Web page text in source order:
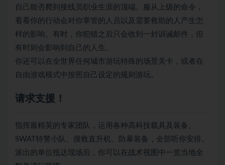
自己能否爬到接线员职业生涯的顶端。服从上级的命令，
看看你的行动会对你掌管的人员以及需要救助的人产生怎
样的影响。有时，你犯错之后只会收到一封训诫邮件，但
有时则会影响到自己的人生。
你还可以在全世界任何城市游玩特殊的场景关卡，或者在
自由游戏模式中按照自己设定的规则游玩。
请求支援！
指挥最精英的专家团队，运用各种高科技载具及装备。
SWAT特警小队、搜救直升机、防暴装备，全部听你安排。
派出的单位抵达现场后，你可以在战术视图中一览当地全